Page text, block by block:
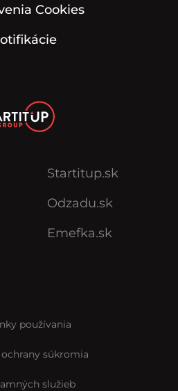
Cookies
Startitup.sk
Odzadu.sk
Emefka.sk
používania
súkromia
služieb